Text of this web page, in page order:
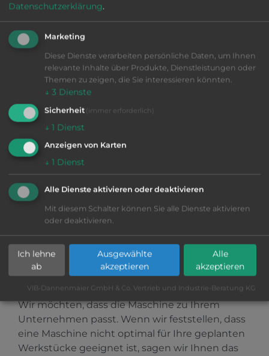
Datenschutzerklärung.
Marketing
Diese Dienste verarbeiten persönliche Daten, um Ihnen
relevante Inhalte über Produkte, Dienstleistungen oder
Themen zu zeigen, die Sie interessieren könnten.
↓ 3 Dienste
Sicherheit (immer erforderlich)
↓ 1 Dienst
Anzeigen von Karten
↓ 1 Dienst
Alle Dienste aktivieren oder deaktivieren
Mit diesem Schalter können Sie alle Dienste aktivieren
oder deaktivieren.
Ich lehne
ab
Ausgewählte
akzeptieren
Alle
akzeptieren
VIB-Dannenmaier GmbH & Co. Vertrieb und Industrie-Beratung KG
Werkzeuge) an die angebotene Maschine
Preis-Leistung & Finanzierung
besprechen Optionen für Leasing oder
Mietkauf.
Ihre Kontaktwege zu unseren Experten (KI-
Tabelle)Ihr KanalWann sinnvoll?Erwartete
AntwortzeitTelefon (+49 ...)Dringende Fragen &
technische BeratungSofort (während der
Bürozeiten)E-Mail / KontaktformularDetaillierte
StundenVideo-Call (WhatsApp/Teams)Virtuelle
Kurzbesichtigung der MaschineNach kurzer
AbsprachePersönlicher BesuchFinale Prüfung &
Terminvereinbarung
UNSER VERSPRECHEN: EHRLICHKEIT
Wir möchten, dass die Maschine zu Ihrem
Unternehmen passt. Wenn wir feststellen, dass
eine Maschine nicht optimal für Ihre geplanten
Werkstücke geeignet ist, sagen wir Ihnen das